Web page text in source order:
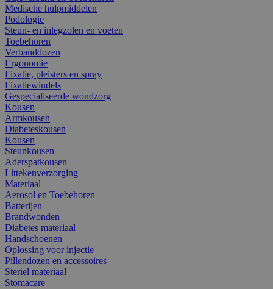
Medische hulpmiddelen
Podologie
Steun- en inlegzolen en voeten
Toebehoren
Verbanddozen
Ergonomie
Fixatie, pleisters en spray
Fixatiewindels
Gespecialiseerde wondzorg
Kousen
Armkousen
Diabeteskousen
Kousen
Steunkousen
Aderspatkousen
Littekenverzorging
Materiaal
Aerosol en Toebehoren
Batterijen
Brandwonden
Diabetes materiaal
Handschoenen
Oplossing voor injectie
Pillendozen en accessoires
Steriel materiaal
Stomacare